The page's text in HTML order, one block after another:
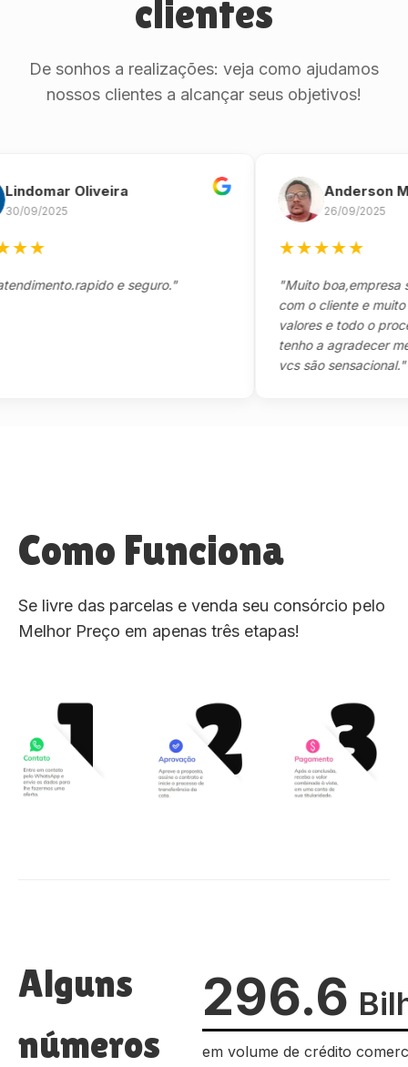
clientes
De sonhos a realizações: veja como ajudamos
nossos clientes a alcançar seus objetivos!
Oliveira
2025
e seguro."
Anderson
26/09/2025
★★★
"Muito boa,empresa séria
com o cliente e muito
valores e todo o processo
tenho a agradecer
vcs são sensacional."
Como Funciona
Se livre das parcelas e venda seu consórcio pelo
Melhor Preço em apenas três etapas!
Alguns
números
296.6
em volume de crédito